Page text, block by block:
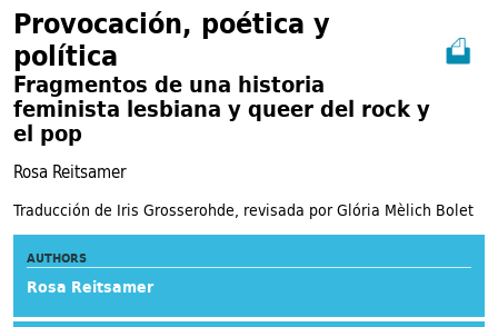
Provocación, poética y
política
Fragmentos de una historia
feminista lesbiana y queer del rock y
el pop
Rosa Reitsamer
Traducción de Iris Grosserohde, revisada por Glória Mèlich Bolet
AUTHORS
Rosa Reitsamer